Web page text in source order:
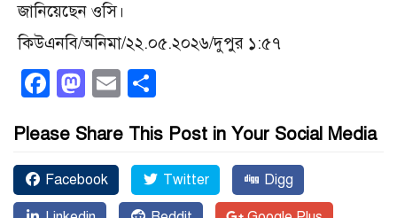
জানিয়েছেন ওসি।
কিউএনবি/অনিমা/২২.০৫.২০২৬/দুপুর ১:৫৭
Facebook
Mastodon
Email
Please Share This Post in Your Social Media
Facebook Twitter Digg